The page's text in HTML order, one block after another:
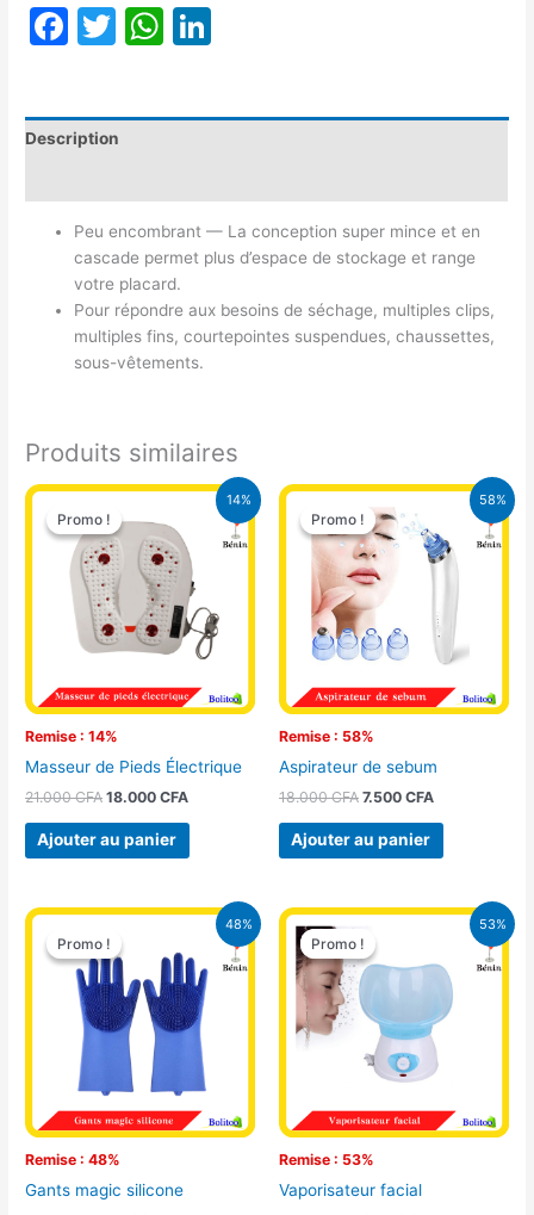
Facebook
TwitterWhatsApp
Description
Peu encombrant — La conception super mince et en
cascade permet plus d’espace de stockage et range
votre placard.
Pour répondre aux besoins de séchage, multiples clips,
multiples fins, courtepointes suspendues, chaussettes,
sous-vêtements.
Produits similaires
14%
Promo !
Remise : 14%
Promo !
Masseur de Pieds Électrique
21.000CFA
Le
prix
initial
était :
21.000 CFA.
18.000CFA
Le
est :
18.000 CFA.
Ajouter au panier
58%
Promo !
Remise : 58%
Promo !
Aspirateur de sebum
18.000CFA
Le
prix
initial
était :
18.000 CFA.
7.500 CFA
Le
actuel
est :
7.500 CFA.
Ajouter au panier
48%
Promo !
Remise : 48%
Promo !
Gants magic silicone
Le
prix
initial
était :
12.500 CFA.
Le
actuel
est :
6.500 CFA.
53%
Promo !
Remise : 53%
Promo !
Vaporisateur facial
Le
prix
initial
était :
18.000 CFA.
Le
est :
8.500 CFA.